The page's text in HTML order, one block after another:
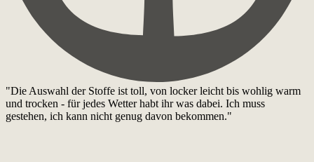
"Die Auswahl der Stoffe ist toll, von locker leicht bis wohlig warm
und trocken - für jedes Wetter habt ihr was dabei. Ich muss
gestehen, ich kann nicht genug davon bekommen."